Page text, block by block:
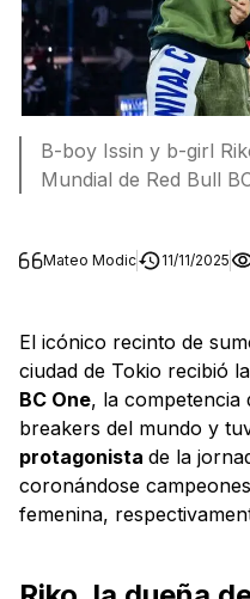
B-boy Issin y b-girl
Mundial de Red Bull
Mateo Modic 11/11/2025
El icónico recinto de
ciudad de Tokio recibió la
BC One, la competencia
breakers del mundo y
protagonista de la
coronándose
femenina,